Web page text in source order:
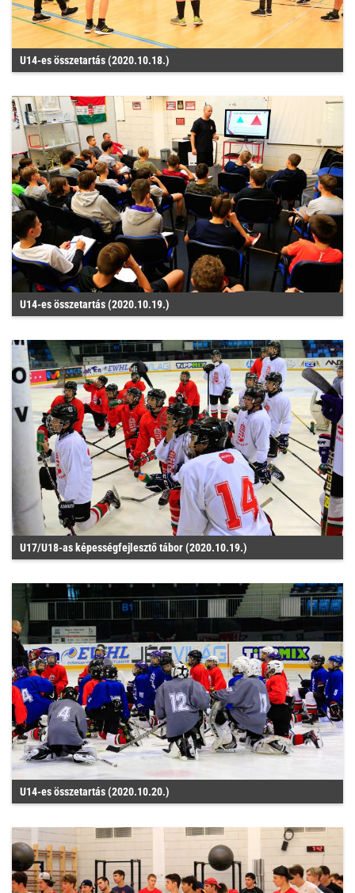
U14-es összetartás (2020.10.18.)
U14-es összetartás (2020.10.19.)
U17/U18-as képességfejlesztő tábor (2020.10.19.)
U14-es összetartás (2020.10.20.)